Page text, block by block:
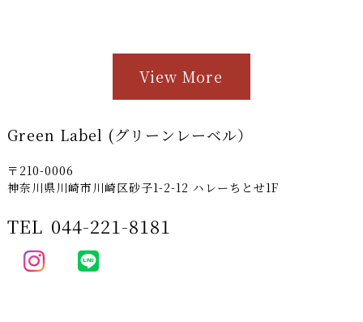
View More
Green Label (グリーンレーベル）
〒210-0006
神奈川県川崎市川崎区砂子1-2-12 ハレーちとせ1F
TEL 044-221-8181